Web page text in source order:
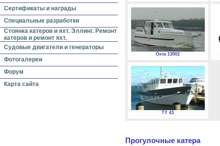
Сертификаты и награды
Специальные разработки
Стоянка катеров и яхт. Эллинг. Ремонт
катеров и ремонт яхт.
Судовые двигатели и генераторы
Фотогалереи
Форум
Карта сайта
Охта 13002
TY 43
Прогулочные катера